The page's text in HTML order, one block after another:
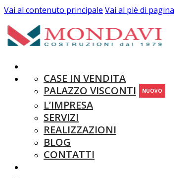
Vai al contenuto principale Vai al piè di pagina
CASE IN VENDITA
PALAZZO VISCONTI
NUOVO
L’IMPRESA
SERVIZI
REALIZZAZIONI
BLOG
CONTATTI